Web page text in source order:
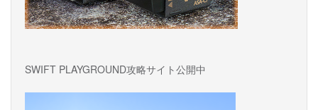
SWIFT PLAYGROUND攻略サイト公開中